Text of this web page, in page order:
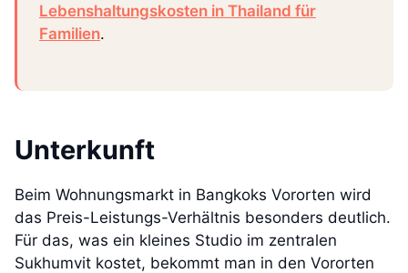
Lebenshaltungskosten in Thailand für
Familien.
Unterkunft
Beim Wohnungsmarkt in Bangkoks Vororten wird
das Preis-Leistungs-Verhältnis besonders deutlich.
Für das, was ein kleines Studio im zentralen
Sukhumvit kostet, bekommt man in den Vororten